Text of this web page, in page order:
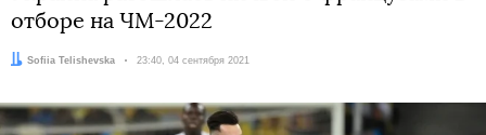
отборе на ЧМ-2022
Автор:
Sofiia Telishevska Дата:
23:40, 04 сентября 2021